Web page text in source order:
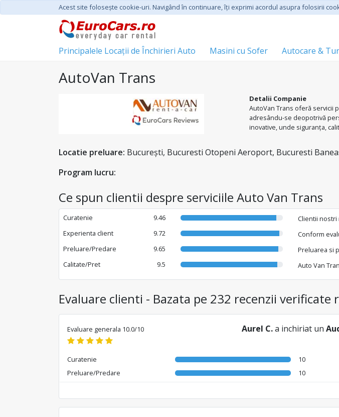
Acest site foloseşte cookie-uri. Navigând în continuare, îţi exprimi acordul asupra folosirii
Principalele Locații de Închirieri Auto Masini cu Sofer Autocare &
AutoVan Trans
Detalii Companie
AutoVan Trans oferă servicii
adresându-se deopotrivă
inovative, unde siguranța,
Locatie preluare: București, Bucuresti Otopeni Aeroport, Bucuresti
Program lucru:
Ce spun clientii despre serviciile Auto Van Trans
Curatenie 9.46
Clientii nostri
Experienta client
9.72
Conform
Preluare/Predare
9.65
Preluarea si
Calitate/Pret
9.5 Auto Van
Evaluare clienti - Bazata pe 232 recenzii verificate
Evaluare generala 10.0/10 Aurel C.a inchiriat un
Curatenie 10
Preluare/Predare
10